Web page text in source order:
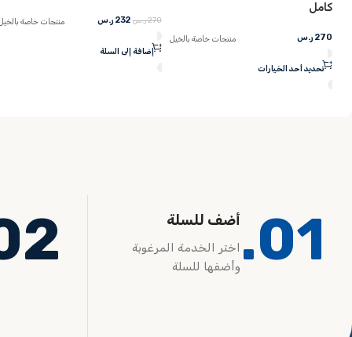
بالخيل
منتجات خاصة بالخيل منتجات خاصة 1,299ر.س
تحديد أحد الخيارات
01. أضف للسلة
اختر الخدمة المرغوبة
وأضفها للسلة